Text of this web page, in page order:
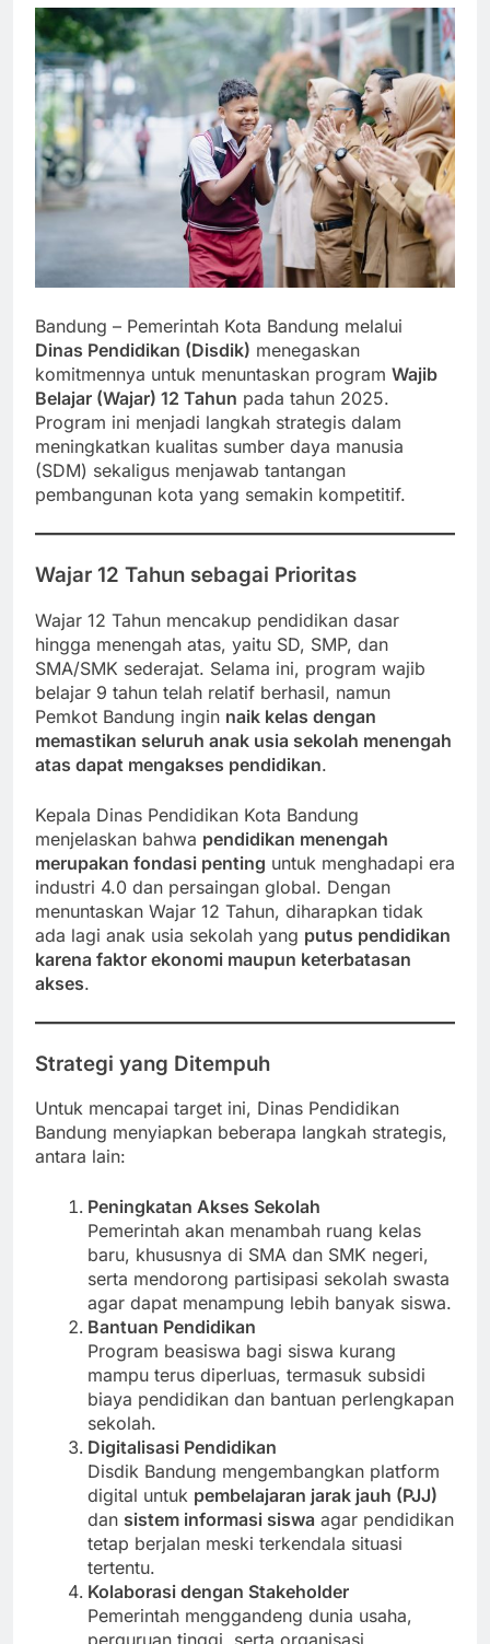
Bandung – Pemerintah Kota Bandung melalui
Dinas Pendidikan (Disdik) menegaskan
komitmennya untuk menuntaskan program Wajib
Belajar (Wajar) 12 Tahun pada tahun 2025.
Program ini menjadi langkah strategis dalam
meningkatkan kualitas sumber daya manusia
(SDM) sekaligus menjawab tantangan
pembangunan kota yang semakin kompetitif.
Wajar 12 Tahun sebagai Prioritas
Wajar 12 Tahun mencakup pendidikan dasar
hingga menengah atas, yaitu SD, SMP, dan
SMA/SMK sederajat. Selama ini, program wajib
belajar 9 tahun telah relatif berhasil, namun
Pemkot Bandung ingin naik kelas dengan
memastikan seluruh anak usia sekolah menengah
atas dapat mengakses pendidikan.
Kepala Dinas Pendidikan Kota Bandung
menjelaskan bahwa pendidikan menengah
merupakan fondasi penting untuk menghadapi era
industri 4.0 dan persaingan global. Dengan
menuntaskan Wajar 12 Tahun, diharapkan tidak
ada lagi anak usia sekolah yang putus pendidikan
karena faktor ekonomi maupun keterbatasan
akses.
Strategi yang Ditempuh
Untuk mencapai target ini, Dinas Pendidikan
Bandung menyiapkan beberapa langkah strategis,
antara lain:
Peningkatan Akses Sekolah
Pemerintah akan menambah ruang kelas
baru, khususnya di SMA dan SMK negeri,
serta mendorong partisipasi sekolah swasta
agar dapat menampung lebih banyak siswa.
Bantuan Pendidikan
Program beasiswa bagi siswa kurang
mampu terus diperluas, termasuk subsidi
biaya pendidikan dan bantuan perlengkapan
sekolah.
Digitalisasi Pendidikan
Disdik Bandung mengembangkan platform
digital untuk pembelajaran jarak jauh (PJJ)
dan sistem informasi siswa agar pendidikan
tetap berjalan meski terkendala situasi
tertentu.
Kolaborasi dengan Stakeholder
Pemerintah menggandeng dunia usaha,